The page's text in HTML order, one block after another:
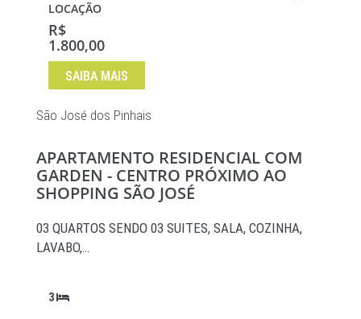
LOCAÇÃO
R$
1.800,00
SAIBA MAIS
São José dos Pinhais
APARTAMENTO RESIDENCIAL COM
GARDEN - CENTRO PRÓXIMO AO
SHOPPING SÃO JOSÉ
03 QUARTOS SENDO 03 SUITES, SALA, COZINHA,
LAVABO,…
3